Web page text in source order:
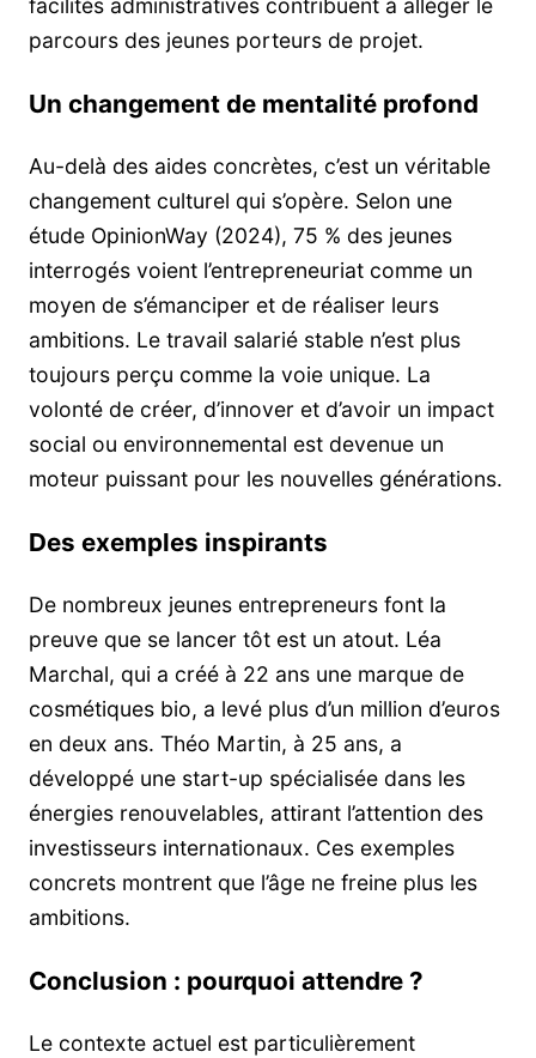
facilités administratives contribuent à alléger le
parcours des jeunes porteurs de projet.
Un changement de mentalité profond
Au-delà des aides concrètes, c’est un véritable
changement culturel qui s’opère. Selon une
étude OpinionWay (2024), 75 % des jeunes
interrogés voient l’entrepreneuriat comme un
moyen de s’émanciper et de réaliser leurs
ambitions. Le travail salarié stable n’est plus
toujours perçu comme la voie unique. La
volonté de créer, d’innover et d’avoir un impact
social ou environnemental est devenue un
moteur puissant pour les nouvelles générations.
Des exemples inspirants
De nombreux jeunes entrepreneurs font la
preuve que se lancer tôt est un atout. Léa
Marchal, qui a créé à 22 ans une marque de
cosmétiques bio, a levé plus d’un million d’euros
en deux ans. Théo Martin, à 25 ans, a
développé une start-up spécialisée dans les
énergies renouvelables, attirant l’attention des
investisseurs internationaux. Ces exemples
concrets montrent que l’âge ne freine plus les
ambitions.
Conclusion : pourquoi attendre ?
Le contexte actuel est particulièrement